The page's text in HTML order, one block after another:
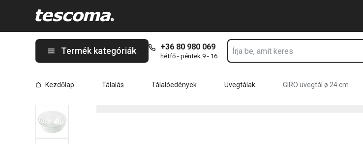
Termék kategóriák +36 80 980 069
hétfő - péntek 9 - 16
Kezdőlap Tálalás Tálalóedények Üvegtálak GIRO üvegtál ø 24 cm